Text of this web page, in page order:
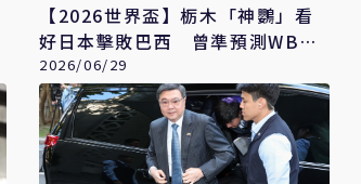
【2026世界盃】栃木「神鸚」看
好日本擊敗巴西 曾準預測WBC
全勝戰績
2026/06/29